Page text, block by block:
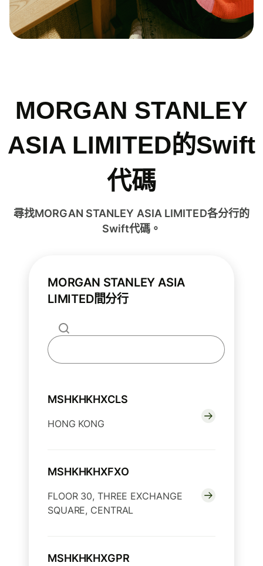
MORGAN STANLEY
ASIA LIMITED的Swift
代碼
尋找MORGAN STANLEY ASIA LIMITED各分行的
Swift代碼。
MORGAN STANLEY ASIA
LIMITED間分行
MSHKHKHXCLS
HONG KONG
MSHKHKHXFXO
FLOOR 30, THREE EXCHANGE
SQUARE, CENTRAL
MSHKHKHXGPR